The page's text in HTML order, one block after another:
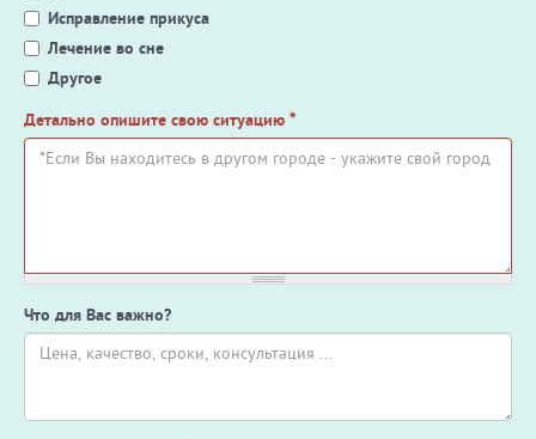
Исправление прикуса
Лечение во сне
Другое
Детально опишите свою ситуацию *
Что для Вас важно?